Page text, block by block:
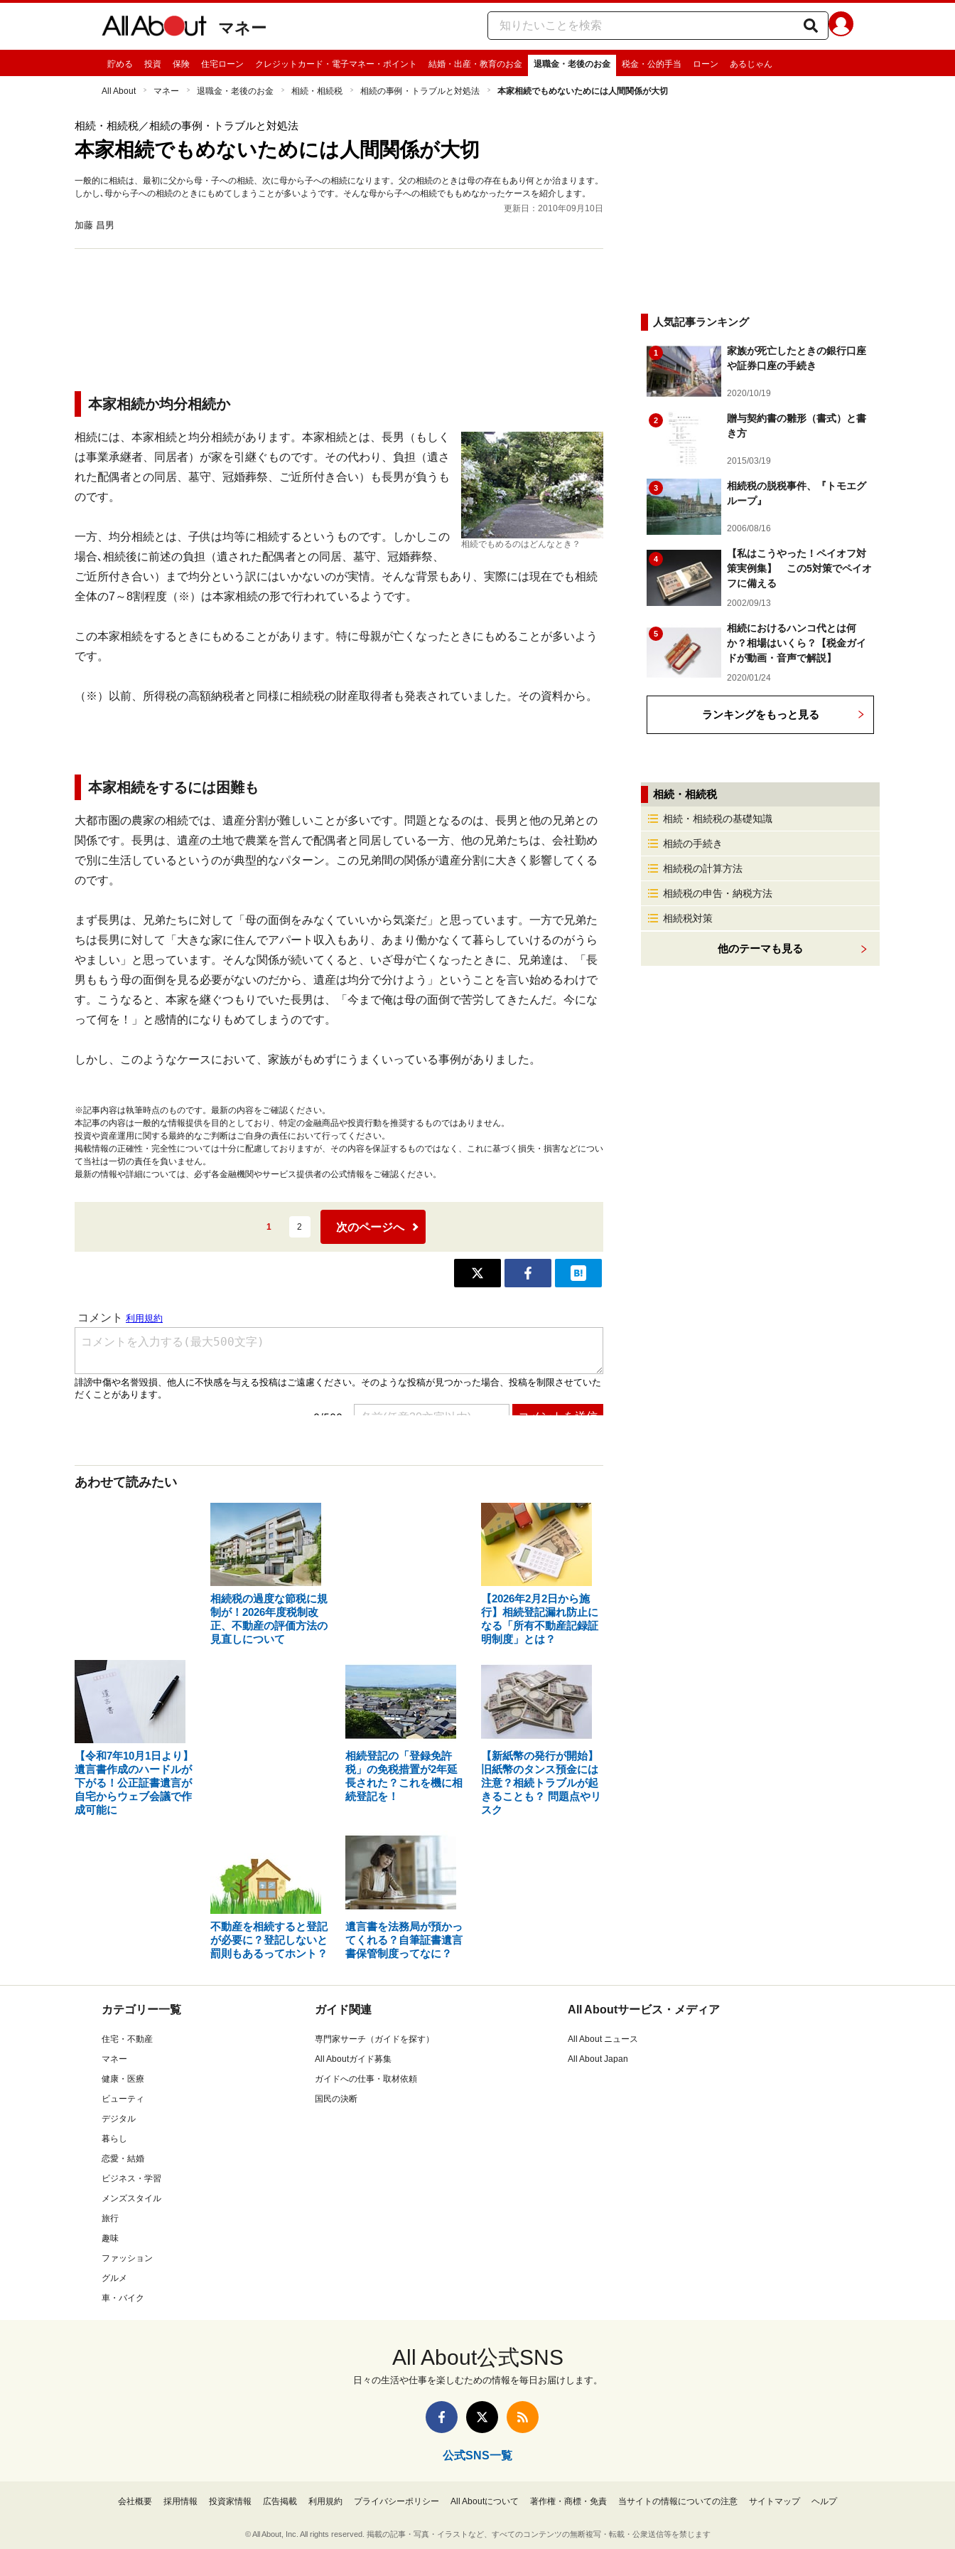
マネー
貯める 投資 保険 住宅ローン クレジットカード・電子マネー・ポイント 結婚・出産・教育のお金 退職金・老後のお金 税金・公的手当 ローン あるじゃん
All About マネー 退職金・老後のお金 相続・相続税 相続の事例・トラブルと対処法 本家相続でもめないためには人間関係が大切
相続・相続税／相続の事例・トラブルと対処法
本家相続でもめないためには人間関係が大切
一般的に相続は、最初に父から母・子への相続、次に母から子への相続になります。父の相続のときは母の存在もあり何とか治まります。
しかし､母から子への相続のときにもめてしまうことが多いようです。そんな母から子への相続でももめなかったケースを紹介します。
更新日：2010年09月10日
加藤 昌男
本家相続か均分相続か
相続でもめるのはどんなとき？
相続には、本家相続と均分相続があります。本家相続とは、長男（もしく
は事業承継者、同居者）が家を引継ぐものです。その代わり、負担（遺さ
れた配偶者との同居、墓守、冠婚葬祭、ご近所付き合い）も長男が負うも
のです。
一方、均分相続とは、子供は均等に相続するというものです。しかしこの
場合､相続後に前述の負担（遺された配偶者との同居、墓守、冠婚葬祭、
ご近所付き合い）まで均分という訳にはいかないのが実情。そんな背景もあり、実際には現在でも相続
全体の7～8割程度（※）は本家相続の形で行われているようです。
この本家相続をするときにもめることがあります。特に母親が亡くなったときにもめることが多いよう
です。
（※）以前、所得税の高額納税者と同様に相続税の財産取得者も発表されていました。その資料から。
本家相続をするには困難も
大都市圏の農家の相続では、遺産分割が難しいことが多いです。問題となるのは、長男と他の兄弟との
関係です。長男は、遺産の土地で農業を営んで配偶者と同居している一方、他の兄弟たちは、会社勤め
で別に生活しているというのが典型的なパターン。この兄弟間の関係が遺産分割に大きく影響してくる
のです。
まず長男は、兄弟たちに対して「母の面倒をみなくていいから気楽だ」と思っています。一方で兄弟た
ちは長男に対して「大きな家に住んでアパート収入もあり、あまり働かなくて暮らしていけるのがうら
やましい」と思っています。そんな関係が続いてくると、いざ母が亡くなったときに、兄弟達は、「長
男ももう母の面倒を見る必要がないのだから、遺産は均分で分けよう」ということを言い始めるわけで
す。こうなると、本家を継ぐつもりでいた長男は、「今まで俺は母の面倒で苦労してきたんだ。今にな
って何を！」と感情的になりもめてしまうのです。
しかし、このようなケースにおいて、家族がもめずにうまくいっている事例がありました。
※記事内容は執筆時点のものです。最新の内容をご確認ください。
本記事の内容は一般的な情報提供を目的としており、特定の金融商品や投資行動を推奨するものではありません。
投資や資産運用に関する最終的なご判断はご自身の責任において行ってください。
掲載情報の正確性・完全性については十分に配慮しておりますが、その内容を保証するものではなく、これに基づく損失・損害などについ
て当社は一切の責任を負いません。
最新の情報や詳細については、必ず各金融機関やサービス提供者の公式情報をご確認ください。
1 2 次のページへ
あわせて読みたい
相続税の過度な節税に規
制が！2026年度税制改
正、不動産の評価方法の
見直しについて
【2026年2月2日から施
行】相続登記漏れ防止に
なる「所有不動産記録証
明制度」とは？
【令和7年10月1日より】
遺言書作成のハードルが
下がる！公正証書遺言が
自宅からウェブ会議で作
成可能に
相続登記の「登録免許
税」の免税措置が2年延
長された？これを機に相
続登記を！
【新紙幣の発行が開始】
旧紙幣のタンス預金には
注意？相続トラブルが起
きることも？ 問題点やリ
スク
不動産を相続すると登記
が必要に？登記しないと
罰則もあるってホント？
遺言書を法務局が預かっ
てくれる？自筆証書遺言
書保管制度ってなに？
人気記事ランキング
1
家族が死亡したときの銀行口座
や証券口座の手続き
2020/10/19
2
贈与契約書の雛形（書式）と書
き方
2015/03/19
3
相続税の脱税事件、『トモエグ
ループ』
2006/08/16
4
【私はこうやった！ペイオフ対
策実例集】 この5対策でペイオ
フに備える
2002/09/13
5
相続におけるハンコ代とは何
か？相場はいくら？【税金ガイ
ドが動画・音声で解説】
2020/01/24
ランキングをもっと見る
相続・相続税
相続・相続税の基礎知識
相続の手続き
相続税の計算方法
相続税の申告・納税方法
相続税対策
他のテーマも見る
カテゴリー一覧
住宅・不動産
マネー
健康・医療
ビューティ
デジタル
暮らし
恋愛・結婚
ビジネス・学習
メンズスタイル
旅行
趣味
ファッション
グルメ
車・バイク
ガイド関連
専門家サーチ（ガイドを探す）
All Aboutガイド募集
ガイドへの仕事・取材依頼
国民の決断
All Aboutサービス・メディア
All About ニュース
All About Japan
All About公式SNS
日々の生活や仕事を楽しむための情報を毎日お届けします。
公式SNS一覧
会社概要 採用情報 投資家情報 広告掲載 利用規約 プライバシーポリシー All Aboutについて 著作権・商標・免責 当サイトの情報についての注意 サイトマップ ヘルプ
© All About, Inc. All rights reserved. 掲載の記事・写真・イラストなど、すべてのコンテンツの無断複写・転載・公衆送信等を禁じます